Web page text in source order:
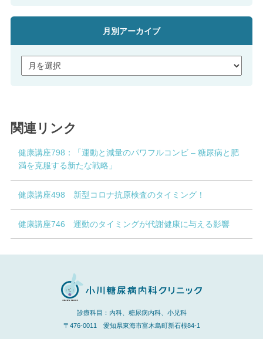
月別アーカイブ
関連リンク
健康講座798：「運動と減量のパワフルコンビ – 糖尿病と肥
満を克服する新たな戦略」
健康講座498 新型コロナ抗原検査のタイミング！
健康講座746 運動のタイミングが代謝健康に与える影響
診療科目：内科、糖尿病内科、小児科
〒476-0011 愛知県東海市富木島町新石根84-1